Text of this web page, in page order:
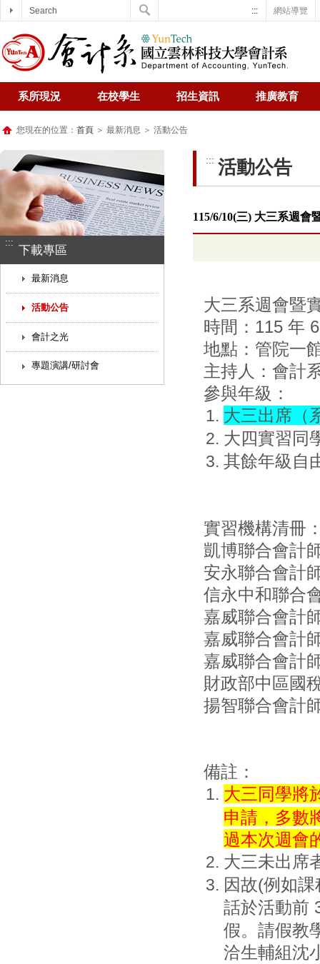
網站導覽
:::
系所現況 在校學生 招生資訊 推廣教育
您現在的位置： 首頁 ＞ 最新消息 ＞ 活動公告
:::
下載專區
最新消息
活動公告
會計之光
專題演講/研討會
::: 活動公告
115/6/10(三) 大三系週會
大三系週會暨
時間：115 年
地點：管院一
主持人：會計
參與年級：
大三出席（
大四實習同
其餘年級自
實習機構清冊
凱博聯合會計
安永聯合會計
信永中和聯合
嘉威聯合會計
嘉威聯合會計
嘉威聯合會計
財政部中區國
揚智聯合會計
備註：
大三同學將
申請，多數
過本次週會
大三未出席
因故(例如
話於活動前
假。請假教
洽生輔組沈
Search